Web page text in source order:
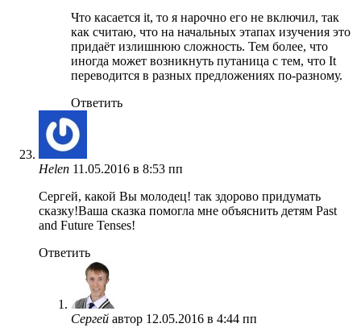
Что касается it, то я нарочно его не включил, так
как считаю, что на начальных этапах изучения это
придаёт излишнюю сложность. Тем более, что
иногда может возникнуть путаница с тем, что It
переводится в разных предложениях по-разному.
Ответить
Helen 11.05.2016 в 8:53 пп
Сергей, какой Вы молодец! так здорово придумать
сказку!Ваша сказка помогла мне объяснить детям Past
and Future Tenses!
Ответить
Сергей автор 12.05.2016 в 4:44 пп